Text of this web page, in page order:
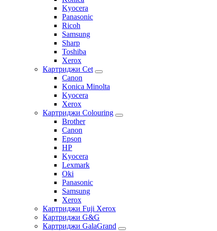
Kyocera
Panasonic
Ricoh
Samsung
Sharp
Toshiba
Xerox
Картриджи Cet
Canon
Konica Minolta
Kyocera
Xerox
Картриджи Colouring
Brother
Canon
Epson
HP
Kyocera
Lexmark
Oki
Panasonic
Samsung
Xerox
Картриджи Fuji Xerox
Картриджи G&G
Картриджи GalaGrand